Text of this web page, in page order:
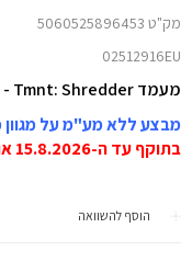
מק"ט 5060525896453
02512916EU
מעמד Paramount - Tmnt: Shredder מבית Cable Guys.
מבצע ללא מע"מ על מגוון
בתוקף עד ה-15.8.2026 או עד גמר המלאי, המוקדם מביניהם!
הוסף להשוואה